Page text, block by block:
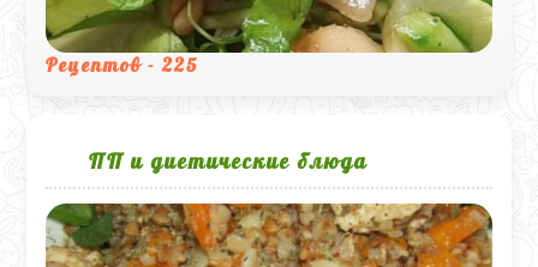
Рецептов - 225
ПП и диетические блюда